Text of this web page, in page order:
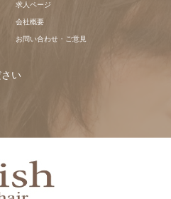
求人ページ
会社概要
お問い合わせ・ご意見
い